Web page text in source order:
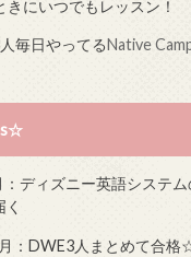
きにいつでもレッスン！
毎日やってるNative
ディズニー英語システ
：DWE3人まとめて合格